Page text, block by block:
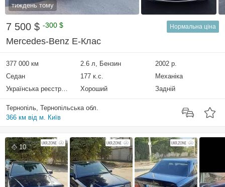
тиждень тому
7 500 $ -300 $ Нормальна ціна
Mercedes-Benz E-Клас
377 000 км 2.6 л, Бензин
2002 р.
Седан
177 к.с.
Механіка
Українська реєстрація
Хороший Задній
Тернопіль, Тернопільська обл.
366 км від м. Київ
10